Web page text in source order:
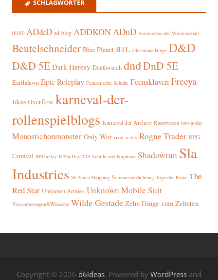
SCHLAGWÖRTER
01010 AD&D ad-blog ADDKON ADnD Auswüchse der Wissenschaft
Beutelschneider Blue Planet BTL Christmas Binge D&D
D&D 5E Dark Heresy Deathwatch dndDnD 5E
Earthdawn Epic Roleplay Fantastische Schuhe FeensklavenFreeya
Ideas Overflow karneval-der-
rollenspielblogs Karneval der Archive Kunstwesen loot-a-day
Monostichonmonster Only War rival-a-day Rogue Trader RPG-
Carnival RPGaDay RPGaDay2019 Schiffe und Kapitäne Shadowrun Sla
Industries SLAmas Shopping Sommerverdichtung Tage des Ruins The
Red Star Unknown Armies Unknown Mobile Suit
Verzauberungen&Wünsche Wilde Gestade Zehn Dinge zum Zehnten
Copyright © 2026 d6ideas. Powered by WordPress and